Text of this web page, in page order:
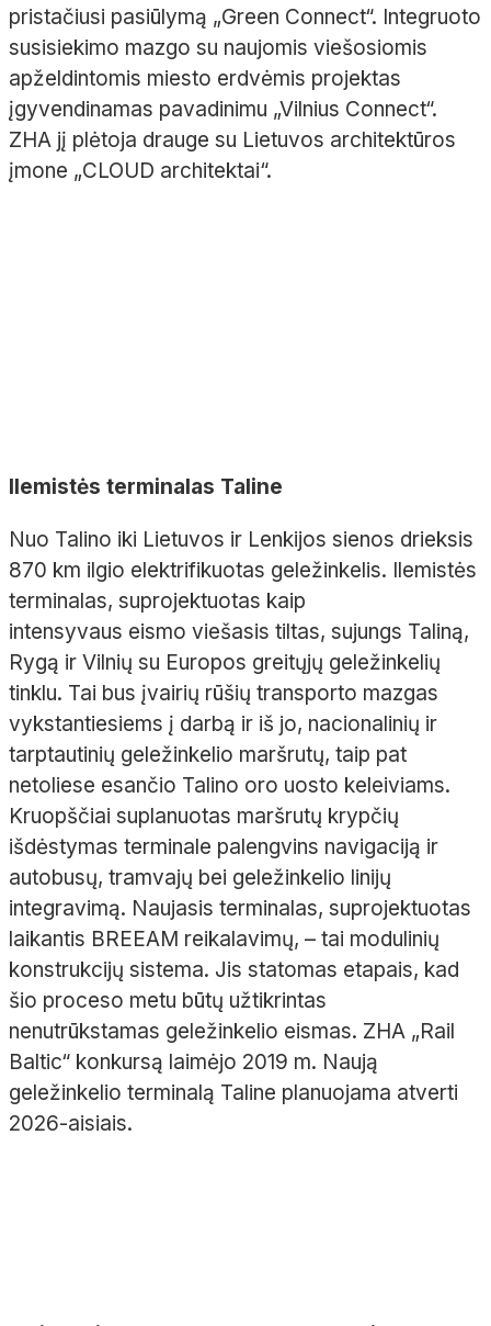
pristačiusi pasiūlymą „Green Connect“. Integruoto
susisiekimo mazgo su naujomis viešosiomis
apželdintomis miesto erdvėmis projektas
įgyvendinamas pavadinimu „Vilnius Connect“.
ZHA jį plėtoja drauge su Lietuvos architektūros
įmone „CLOUD architektai“.
Ilemistės terminalas Taline
Nuo Talino iki Lietuvos ir Lenkijos sienos drieksis
870 km ilgio elektrifikuotas geležinkelis. Ilemistės
terminalas, suprojektuotas kaip
intensyvaus eismo viešasis tiltas, sujungs Taliną,
Rygą ir Vilnių su Europos greitųjų geležinkelių
tinklu. Tai bus įvairių rūšių transporto mazgas
vykstantiesiems į darbą ir iš jo, nacionalinių ir
tarptautinių geležinkelio maršrutų, taip pat
netoliese esančio Talino oro uosto keleiviams.
Kruopščiai suplanuotas maršrutų krypčių
išdėstymas terminale palengvins navigaciją ir
autobusų, tramvajų bei geležinkelio linijų
integravimą. Naujasis terminalas, suprojektuotas
laikantis BREEAM reikalavimų, – tai modulinių
konstrukcijų sistema. Jis statomas etapais, kad
šio proceso metu būtų užtikrintas
nenutrūkstamas geležinkelio eismas. ZHA „Rail
Baltic“ konkursą laimėjo 2019 m. Naują
geležinkelio terminalą Taline planuojama atverti
2026-aisiais.